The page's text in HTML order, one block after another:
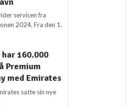
servicen fra
2024. Fra den 1.
har 160.000
Premium
med Emirates
satte sin nye